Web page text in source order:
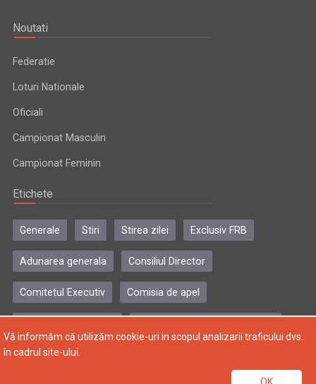
Noutati
Federatie
Loturi Nationale
Oficiali
Campionat Masculin
Campionat Feminin
Etichete
Generale Stiri Stirea zilei Exclusiv FRB
Adunarea generala Consiliul Director
Comitetul Executiv Comisia de apel
Copyright © 2004-2024, Federatia Romana de Baschet. Toate
Vă informăm că utilizăm cookie-uri in scopul analizarii traficului dvs.
în cadrul site-ului.